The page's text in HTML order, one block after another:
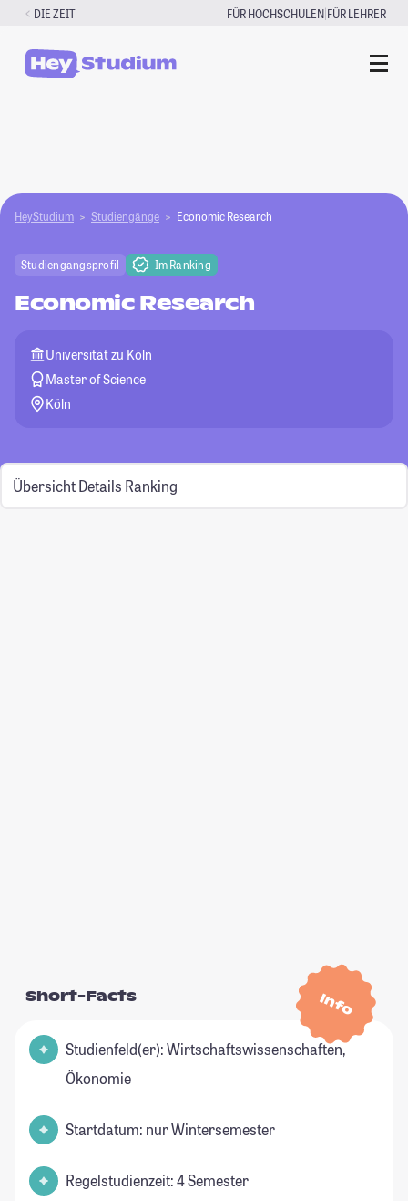
Zum
springen
DIE ZEIT FÜR HOCHSCHULEN|FÜR LEHRER
HeyStudium Studiengänge Economic Research
Studiengangsprofil Im Ranking
Economic Research
Universität zu Köln
Master of Science
Köln
Übersicht Details Ranking
Info
Short-Facts
Studienfeld(er): Wirtschaftswissenschaften,
Ökonomie
Startdatum: nur Wintersemester
Regelstudienzeit: 4 Semester